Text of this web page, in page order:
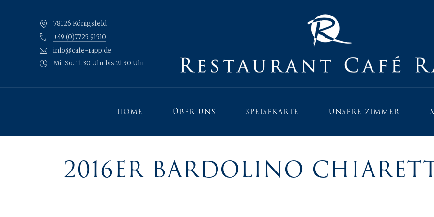
78126 Königsfeld
+49 (0)7725 91510
info@cafe-rapp.de
Mi.-So. 11.30 Uhr bis 21.30 Uhr
HOME ÜBER UNS SPEISEKARTE UNSERE ZIMMER
2016ER BARDOLINO